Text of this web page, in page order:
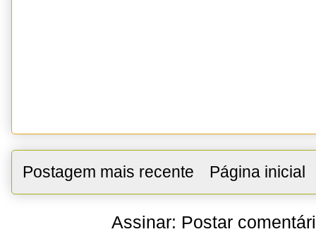
Postagem mais recente Página inicial
Assinar: Postar